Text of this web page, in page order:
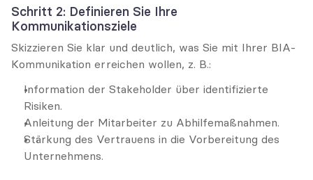
Schritt 2: Definieren Sie Ihre
Kommunikationsziele
Skizzieren Sie klar und deutlich, was Sie mit Ihrer BIA-
Kommunikation erreichen wollen, z. B.:
Information der Stakeholder über identifizierte
Risiken.
Anleitung der Mitarbeiter zu Abhilfemaßnahmen.
Stärkung des Vertrauens in die Vorbereitung des
Unternehmens.